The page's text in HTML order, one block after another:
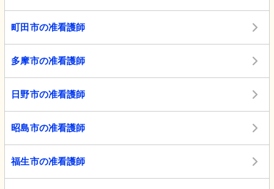
町田市の准看護師
多摩市の准看護師
日野市の准看護師
昭島市の准看護師
福生市の准看護師